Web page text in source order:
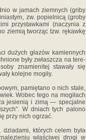
w jamach ziemnych (griby
zw. popielnicą (groby
przystaw­kami (naczynia z
ziemią tworząc tzw. rękawkę
dużych głazów kamien­nych
były zwłaszcza na tere­
znamienitej stawały się
ko­lejne mogiły.
pamiętano o nich stale,
Wobec tego na mogiłach
jesienią i zimą — specjalne
W dniach tych pa­lono
przy nich ogrzać.
których celem była
właści­wej drogi w